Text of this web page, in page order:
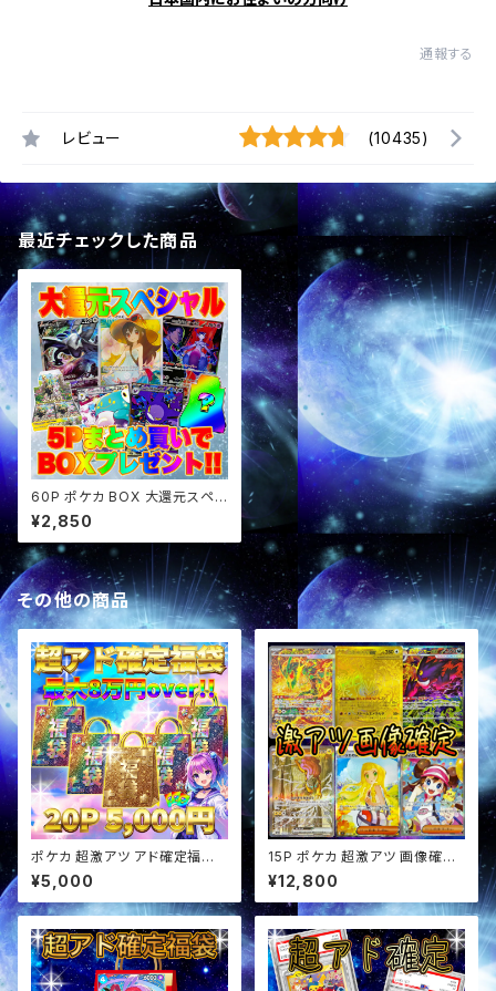
通報する
レビュー (10435)
最近チェックした商品
60P ポケカ BOX 大還元スペシ
ャル オリパ
¥2,850
その他の商品
ポケカ 超激アツ アド確定福袋
オリパ
¥5,000
15P ポケカ 超激アツ 画像確定
オリパ
¥12,800